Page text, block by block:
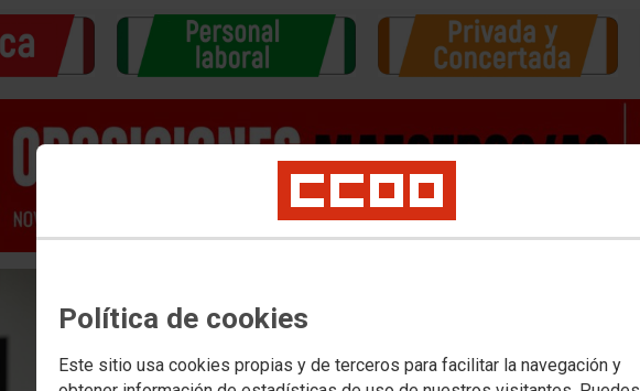
Política de cookies
Este sitio usa cookies propias y de terceros para facilitar la navegación y